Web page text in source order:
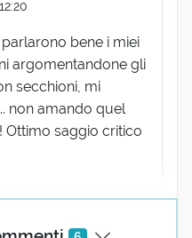
bene i miei
argomentandone gli
secchioni, mi
non amando quel
Ottimo saggio critico